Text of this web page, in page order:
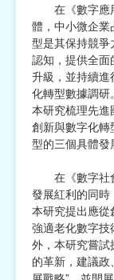
在《數字應
體，中小微企
型是其保持競
認知，提供全
升級，並持續
化轉型數據調研
本研究梳理先
創新與數字化
型的三個具體發
在《數字社
發展紅利的同時
本研究提出應
強適老化數字
外，本研究嘗
的革新，建議